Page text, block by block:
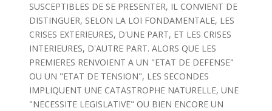
SUSCEPTIBLES DE SE PRESENTER, IL CONVIENT DE
DISTINGUER, SELON LA LOI FONDAMENTALE, LES
CRISES EXTERIEURES, D'UNE PART, ET LES CRISES
INTERIEURES, D'AUTRE PART. ALORS QUE LES
PREMIERES RENVOIENT A UN "ETAT DE DEFENSE"
OU UN "ETAT DE TENSION", LES SECONDES
IMPLIQUENT UNE CATASTROPHE NATURELLE, UNE
"NECESSITE LEGISLATIVE" OU BIEN ENCORE UN